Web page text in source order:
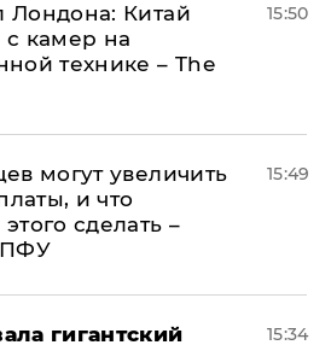
Лондона: Китай
камер на
технике – The
15:50
могут увеличить
и что
сделать –
ПФУ
15:49
гигантский
15:34